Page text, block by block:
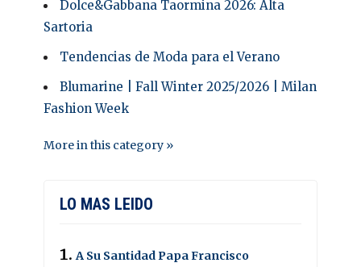
Dolce&Gabbana Taormina 2026: Alta
Sartoria
Tendencias de Moda para el Verano
Blumarine | Fall Winter 2025/2026 | Milan
Fashion Week
More in this category »
LO MAS LEIDO
A Su Santidad Papa Francisco